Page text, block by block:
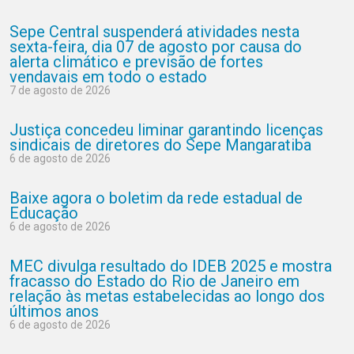
Sepe Central suspenderá atividades nesta
sexta-feira, dia 07 de agosto por causa do
alerta climático e previsão de fortes
vendavais em todo o estado
7 de agosto de 2026
Justiça concedeu liminar garantindo licenças
sindicais de diretores do Sepe Mangaratiba
6 de agosto de 2026
Baixe agora o boletim da rede estadual de
Educação
6 de agosto de 2026
MEC divulga resultado do IDEB 2025 e mostra
fracasso do Estado do Rio de Janeiro em
relação às metas estabelecidas ao longo dos
últimos anos
6 de agosto de 2026